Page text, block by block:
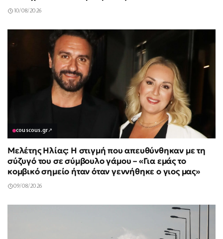
10/08/2026
couscous.gr↗
Μελέτης Ηλίας: Η στιγμή που απευθύνθηκαν με τη
σύζυγό του σε σύμβουλο γάμου – «Για εμάς το
κομβικό σημείο ήταν όταν γεννήθηκε ο γιος μας»
09/08/2026